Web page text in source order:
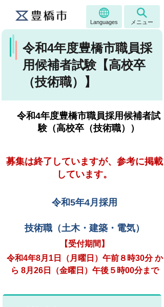
Languages メニュー
令和4年度豊橋市職員採
用候補者試験【高校卒
（技術職）】
令和4年度豊橋市職員採用候補者試
験（高校卒（技術職））
募集は終了していますが、参考に掲載
しています。
令和5年4月採用
技術職（土木・ 建築・ 電気）
【受付期間】
令和4年8月1日（月曜日）午前８時30分 か
ら 8月26日（金曜日）午後５時00分まで